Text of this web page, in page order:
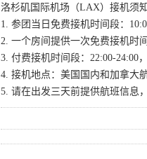
洛杉矶国际机场（LAX）接机须
1. 参团当日免费接机时间段：
2. 一个房间提供一次免费接机时
3. 付费接机时间段：22:00-24:00
4. 接机地点：美国国内和加拿大
5. 请在出发三天前提供航班信息